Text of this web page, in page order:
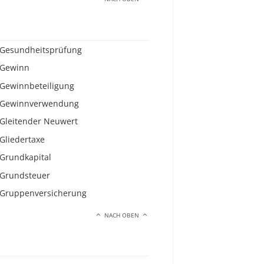
Gesundheitsprüfung
Gewinn
Gewinnbeteiligung
Gewinnverwendung
Gleitender Neuwert
Gliedertaxe
Grundkapital
Grundsteuer
Gruppenversicherung
NACH OBEN